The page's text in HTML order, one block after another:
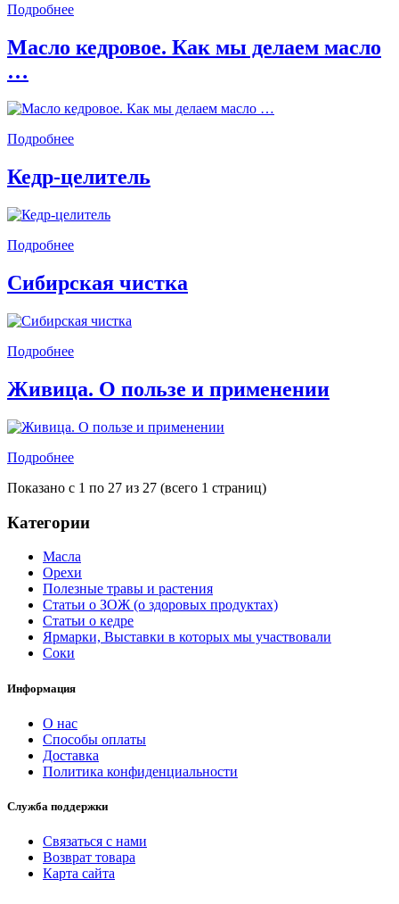
Подробнее
Масло кедровое. Как мы делаем масло
…
Подробнее
Кедр-целитель
Подробнее
Сибирская чистка
Подробнее
Живица. О пользе и применении
Подробнее
Показано с 1 по 27 из 27 (всего 1 страниц)
Категории
Масла
Орехи
Полезные травы и растения
Статьи о ЗОЖ (о здоровых продуктах)
Статьи о кедре
Ярмарки, Выставки в которых мы участвовали
Соки
Информация
О нас
Способы оплаты
Доставка
Политика конфиденциальности
Служба поддержки
Связаться с нами
Возврат товара
Карта сайта